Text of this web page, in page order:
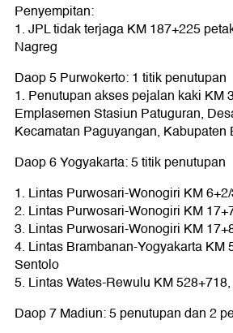
Penyempitan:
1. JPL tidak terjaga KM 187+225
Nagreg
Daop 5 Purwokerto: 1 titik penutupan
1. Penutupan akses pejalan kaki KM
Emplasemen Stasiun Patuguran,
Kecamatan Paguyangan, Kabupaten
Daop 6 Yogyakarta: 5 titik penutupan
1. Lintas Purwosari-Wonogiri KM
2. Lintas Purwosari-Wonogiri KM
3. Lintas Purwosari-Wonogiri KM
4. Lintas Brambanan-Yogyakarta KM
Sentolo
5. Lintas Wates-Rewulu KM
Daop 7 Madiun: 5 penutupan dan 2